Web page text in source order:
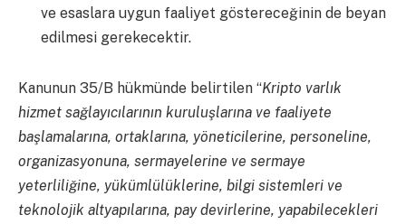
ve esaslara uygun faaliyet göstereceğinin de beyan
edilmesi gerekecektir.
Kanunun 35/B hükmünde belirtilen “Kripto varlık
hizmet sağlayıcılarının kuruluşlarına ve faaliyete
başlamalarına, ortaklarına, yöneticilerine, personeline,
organizasyonuna, sermayelerine ve sermaye
yeterliliğine, yükümlülüklerine, bilgi sistemleri ve
teknolojik altyapılarına, pay devirlerine, yapabilecekleri